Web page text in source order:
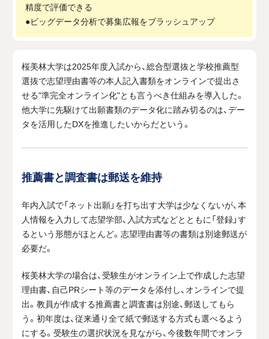
精度で評価できる
●ビッグデータ分析で募集広報をブラッシュアップ
桜美林大学は2025年度入試から、総合型選抜と学校推薦型
選抜で志望理由書等の本人記入書類をオンラインで提出さ
せる"準完全オンライン化"とも言うべき仕組みを導入した。
他大学に先駆けて出願書類のデータ化に踏み切るのは、デー
タを活用したDXを推進したいからだという。
推薦書と調査書は郵送を維持
年内入試で「ネット出願」を打ち出す大学は少なくないが、本
人情報を入力して志望学部、入試方式などとともに「登録」す
るという形態がほとんど。志望理由書等の書類は別途郵送が
必要だ。
桜美林大学の場合は、受験生がオンライン上で作成した志望
理由書、自己PRシート等のデータを添付し、オンラインで提
出。教員が作成する推薦書と調査書は別途、郵送してもら
う。初年度は、従来通り全て紙で郵送する方式も選べるよう
にする。受験生の選択状況を見ながら、今後数年間でオンラ